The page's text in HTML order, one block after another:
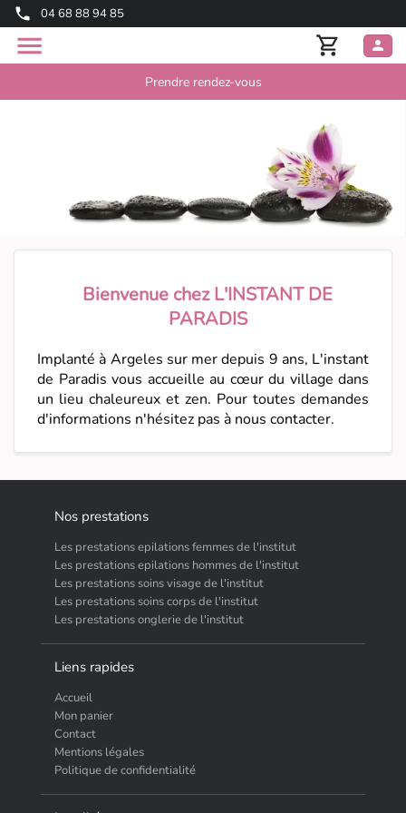
04 68 88 94 85
Prendre rendez-vous
Bienvenue chez L'INSTANT DE
PARADIS
Implanté à Argeles sur mer depuis 9 ans, L'instant
de Paradis vous accueille au cœur du village dans
un lieu chaleureux et zen. Pour toutes demandes
d'informations n'hésitez pas à nous contacter.
Nos prestations
Les prestations epilations femmes de l'institut
Les prestations epilations hommes de l'institut
Les prestations soins visage de l'institut
Les prestations soins corps de l'institut
Les prestations onglerie de l'institut
Liens rapides
Accueil
Mon panier
Contact
Mentions légales
Politique de confidentialité